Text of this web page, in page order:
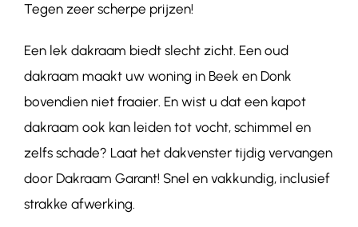
Tegen zeer scherpe prijzen!
Een lek dakraam biedt slecht zicht. Een oud
dakraam maakt uw woning in Beek en Donk
bovendien niet fraaier. En wist u dat een kapot
dakraam ook kan leiden tot vocht, schimmel en
zelfs schade? Laat het dakvenster tijdig vervangen
door Dakraam Garant! Snel en vakkundig, inclusief
strakke afwerking.